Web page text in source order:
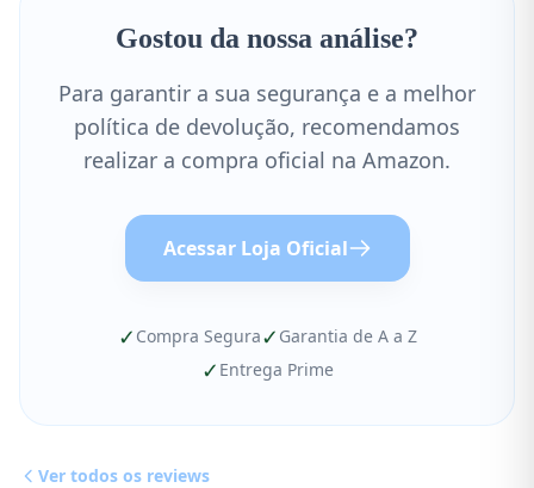
Gostou da nossa análise?
Para garantir a sua segurança e a melhor
política de devolução, recomendamos
realizar a compra oficial na Amazon.
Acessar Loja Oficial
✓ Compra Segura✓ Garantia de A a Z
✓ Entrega Prime
Ver todos os reviews